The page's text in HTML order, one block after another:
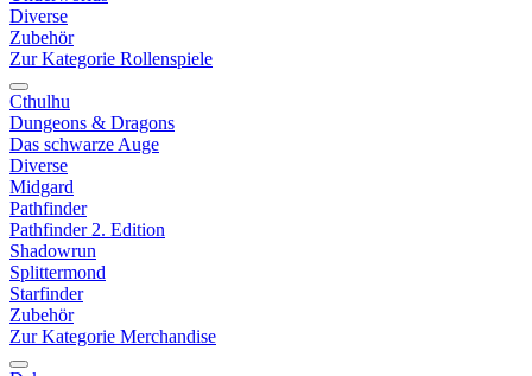
Diverse
Zubehör
Zur Kategorie Rollenspiele
Cthulhu
Dungeons & Dragons
Das schwarze Auge
Diverse
Midgard
Pathfinder
Pathfinder 2. Edition
Shadowrun
Splittermond
Starfinder
Zubehör
Zur Kategorie Merchandise